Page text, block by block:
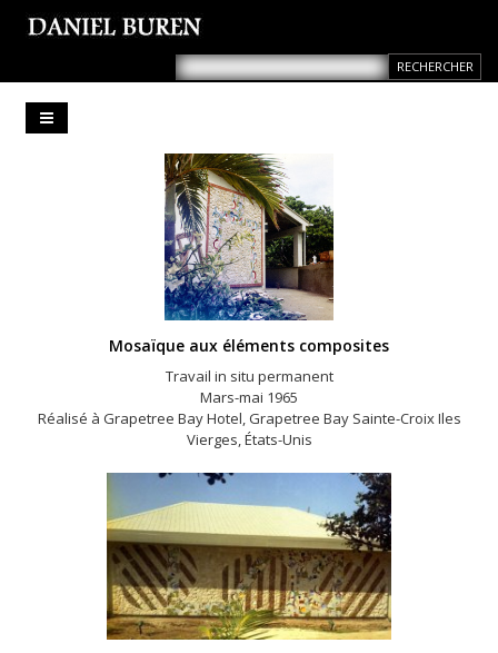
Mosaïque aux éléments composites
Travail in situ permanent
Mars-mai 1965
Réalisé à Grapetree Bay Hotel, Grapetree Bay Sainte-Croix Iles
Vierges, États-Unis